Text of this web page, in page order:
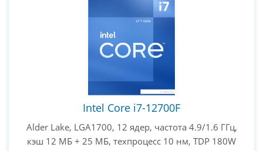
Intel Core i7-12700F
Alder Lake, LGA1700, 12 ядер, частота 4.9/1.6 ГГц,
кэш 12 МБ + 25 МБ, техпроцесс 10 нм, TDP 180W